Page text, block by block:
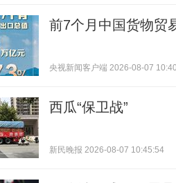
前7个月中国货物贸
央视新闻客户端 2026-08-07
西瓜“保卫战”
新民晚报 2026-08-07 10:45:54